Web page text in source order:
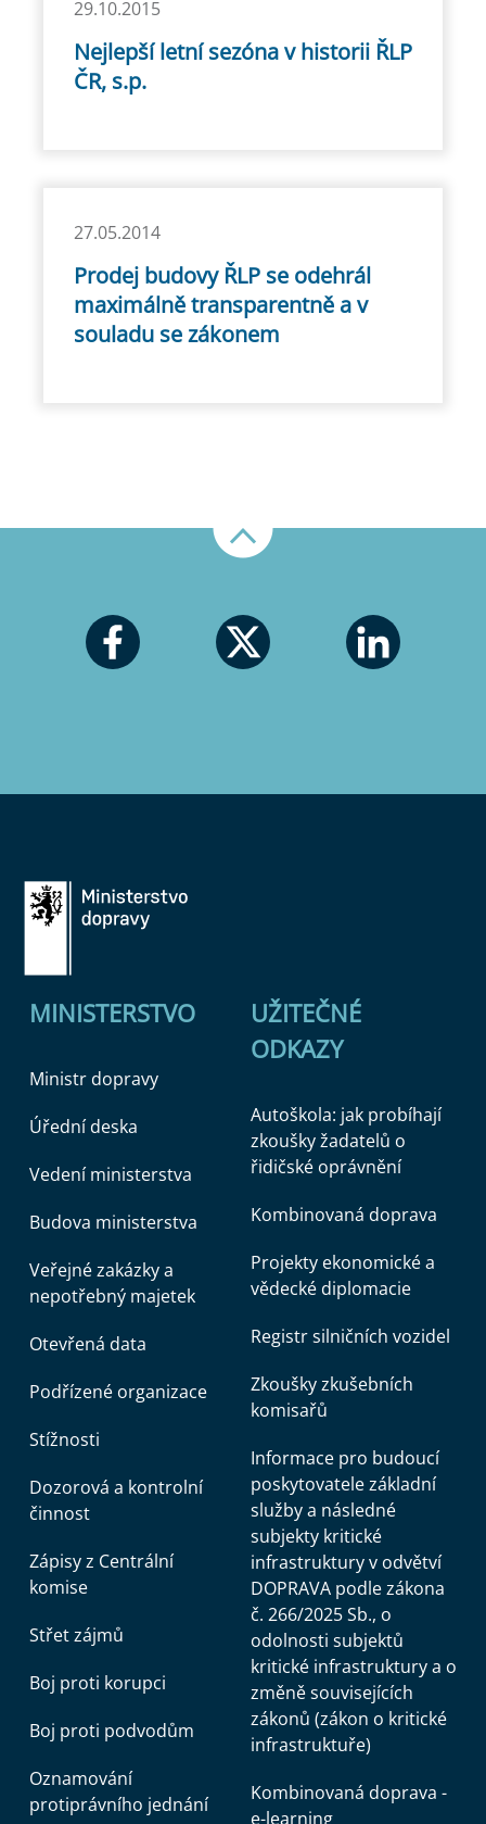
29.10.2015
Nejlepší letní sezóna v historii ŘLP
ČR, s.p.
27.05.2014
Prodej budovy ŘLP se odehrál
maximálně transparentně a v
souladu se zákonem
MINISTERSTVO
Ministr dopravy
Úřední deska
Vedení ministerstva
Budova ministerstva
Veřejné zakázky a
nepotřebný majetek
Otevřená data
Podřízené organizace
Stížnosti
Dozorová a kontrolní
činnost
Zápisy z Centrální
komise
Střet zájmů
Boj proti korupci
Boj proti podvodům
Oznamování
protiprávního jednání
UŽITEČNÉ
ODKAZY
Autoškola: jak probíhají
zkoušky žadatelů o
řidičské oprávnění
Kombinovaná doprava
Projekty ekonomické a
vědecké diplomacie
Registr silničních vozidel
Zkoušky zkušebních
komisařů
Informace pro budoucí
poskytovatele základní
služby a následné
subjekty kritické
infrastruktury v odvětví
DOPRAVA podle zákona
č. 266/2025 Sb., o
odolnosti subjektů
kritické infrastruktury a o
změně souvisejících
zákonů (zákon o kritické
infrastruktuře)
Kombinovaná doprava -
e-learning